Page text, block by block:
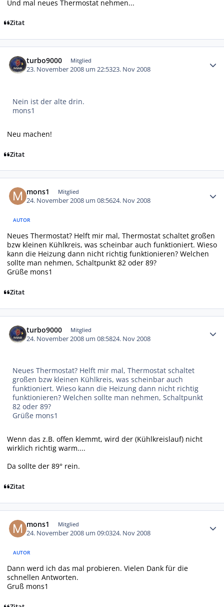
Und mal neues Thermostat nehmen...
Zitat
turbo9000 Mitglied
23. November 2008 um 22:5323. Nov 2008
Nein ist der alte drin.
mons1
Neu machen!
Zitat
mons1 Mitglied
24. November 2008 um 08:5624. Nov 2008
AUTOR
Neues Thermostat? Helft mir mal, Thermostat schaltet großen
bzw kleinen Kühlkreis, was scheinbar auch funktioniert. Wieso
kann die Heizung dann nicht richtig funktionieren? Welchen
sollte man nehmen, Schaltpunkt 82 oder 89?
Grüße mons1
Zitat
turbo9000 Mitglied
24. November 2008 um 08:5824. Nov 2008
Neues Thermostat? Helft mir mal, Thermostat schaltet
großen bzw kleinen Kühlkreis, was scheinbar auch
funktioniert. Wieso kann die Heizung dann nicht richtig
funktionieren? Welchen sollte man nehmen, Schaltpunkt
82 oder 89?
Grüße mons1
Wenn das z.B. offen klemmt, wird der (Kühlkreislauf) nicht
wirklich richtig warm....
Da sollte der 89° rein.
Zitat
mons1 Mitglied
24. November 2008 um 09:0324. Nov 2008
AUTOR
Dann werd ich das mal probieren. Vielen Dank für die
schnellen Antworten.
Gruß mons1